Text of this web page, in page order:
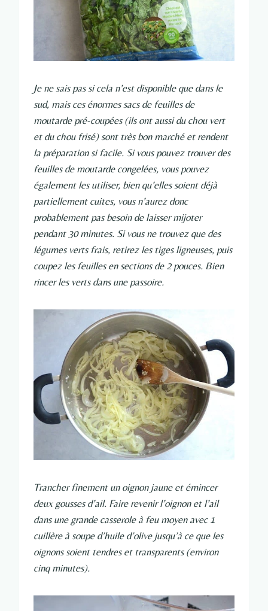
Je ne sais pas si cela n’est disponible que dans le
sud, mais ces énormes sacs de feuilles de
moutarde pré-coupées (ils ont aussi du chou vert
et du chou frisé) sont très bon marché et rendent
la préparation si facile. Si vous pouvez trouver des
feuilles de moutarde congelées, vous pouvez
également les utiliser, bien qu’elles soient déjà
partiellement cuites, vous n’aurez donc
probablement pas besoin de laisser mijoter
pendant 30 minutes. Si vous ne trouvez que des
légumes verts frais, retirez les tiges ligneuses, puis
coupez les feuilles en sections de 2 pouces. Bien
rincer les verts dans une passoire.
Trancher finement un oignon jaune et émincer
deux gousses d’ail. Faire revenir l’oignon et l’ail
dans une grande casserole à feu moyen avec 1
cuillère à soupe d’huile d’olive jusqu’à ce que les
oignons soient tendres et transparents (environ
cinq minutes).